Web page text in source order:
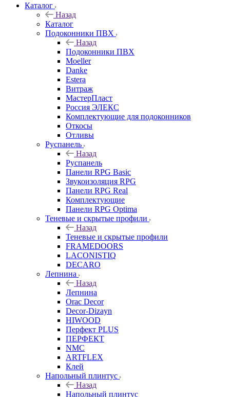
Каталог
Назад
Каталог
Подоконники ПВХ
Назад
Подоконники ПВХ
Moeller
Danke
Estera
Витраж
МастерПласт
Россия ЭЛЕКС
Комплектующие для подоконников
Откосы
Отливы
Руспанель
Назад
Руспанель
Панели RPG Basic
Звукоизоляция RPG
Панели RPG Real
Комплектующие
Панели RPG Optima
Теневые и скрытые профили
Назад
Теневые и скрытые профили
FRAMEDOORS
LACONISTIQ
DECARO
Лепнина
Назад
Лепнина
Orac Decor
Decor-Dizayn
HIWOOD
Перфект PLUS
ПЕРФЕКТ
NMC
ARTFLEX
Клей
Напольный плинтус
Назад
Напольный плинтус